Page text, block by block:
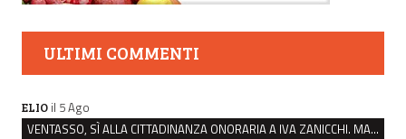
ULTIMI COMMENTI
ELIO il 5 Ago
VENTASSO, SÌ ALLA CITTADINANZA ONORARIA A IVA ZANICCHI. MA BARGIACCHI: “È DI PESSIMO GUSTO”